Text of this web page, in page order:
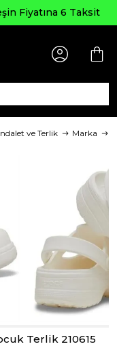
6 Taksit
ve Terlik Marka
Terlik 210615